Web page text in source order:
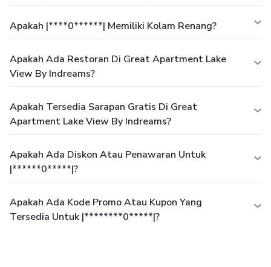
Apakah |****0******| Memiliki Kolam Renang?
Apakah Ada Restoran Di Great Apartment Lake
View By Indreams?
Apakah Tersedia Sarapan Gratis Di Great
Apartment Lake View By Indreams?
Apakah Ada Diskon Atau Penawaran Untuk
|******0*****|?
Apakah Ada Kode Promo Atau Kupon Yang
Tersedia Untuk |********0*****|?